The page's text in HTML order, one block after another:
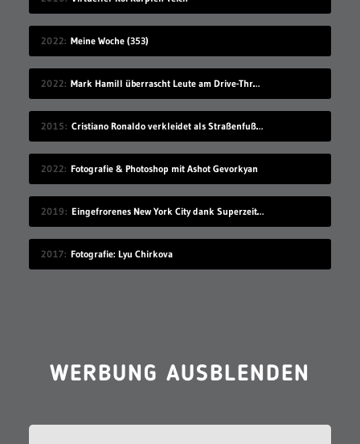
2022 Meine Woche (353)
2022 Mark Hamill überrascht Leute am Drive-Thru-Schalter
2015 Cristiano Ronaldo verkleidet als Straßenfußballer
2022 Fotografie & Photoshop mit Ashot Gevorkyan
2019 Eingefrorenes New York City dank Superzeitlupe
2017 Fotografie: Lyu Chirkova
WERBUNG AUSBLENDEN